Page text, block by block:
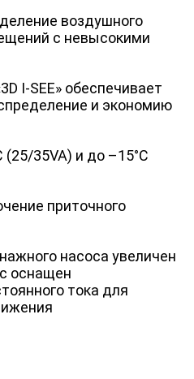
воздушного
с невысокими
I-SEE» обеспечивает
и экономию
35VA) и до –15°С
приточного
насоса увеличен
оснащен
тока для